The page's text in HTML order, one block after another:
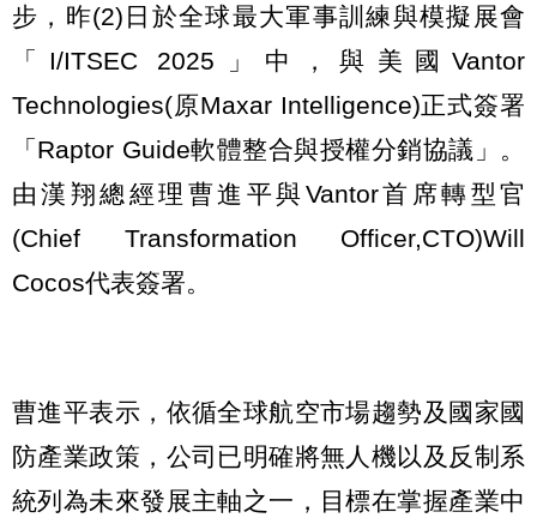
步，昨(2)日於全球最大軍事訓練與模擬展會
「I/ITSEC 2025」中，與美國Vantor
Technologies(原Maxar Intelligence)正式簽署
「Raptor Guide軟體整合與授權分銷協議」。
由漢翔總經理曹進平與Vantor首席轉型官
(Chief Transformation Officer,CTO)Will
Cocos代表簽署。
曹進平表示，依循全球航空市場趨勢及國家國
防產業政策，公司已明確將無人機以及反制系
統列為未來發展主軸之一，目標在掌握產業中